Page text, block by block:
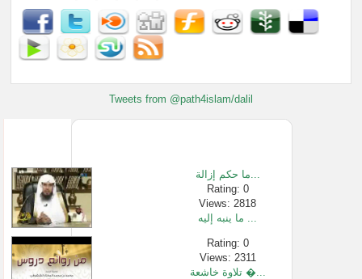
Tweets from @path4islam/dalil
ما حكم إزالة...
Rating: 0
Views: 2818
ما ينبه إليه ...
Rating: 0
Views: 2311
تلاوة خاشعة �...